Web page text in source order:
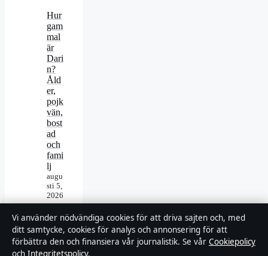
Hur
gam
mal
är
Dari
n?
Åld
er,
pojk
vän,
bost
ad
och
fami
lj
augu
sti 5,
2026
Vi använder nödvändiga cookies för att driva sajten och, med
ditt samtycke, cookies för analys och annonsering för att
förbättra den och finansiera vår journalistik. Se vår Cookiepolicy
och Integritetspolicy.